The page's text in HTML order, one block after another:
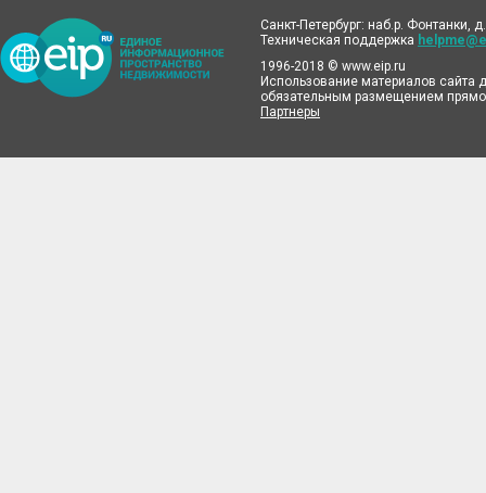
Санкт-Петербург: наб.р. Фонтанки,
Техническая поддержка
1996-2018 © www.eip.ru
Использование материалов сайта
обязательным размещением
Партнеры